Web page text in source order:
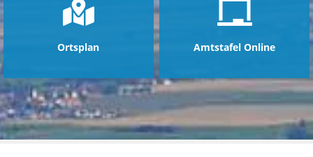
Ortsplan Amtstafel Online